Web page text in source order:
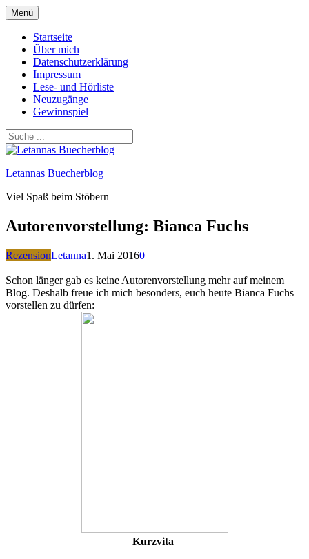
Zum
Inhalt
springen
Menü
Startseite
Über mich
Datenschutzerklärung
Impressum
Lese- und Hörliste
Neuzugänge
Gewinnspiel
Letannas Buecherblog
Viel Spaß beim Stöbern
Autorenvorstellung: Bianca Fuchs
RezensionLetanna1. Mai 20160
Schon länger gab es keine Autorenvorstellung mehr auf meinem
Blog. Deshalb freue ich mich besonders, euch heute Bianca Fuchs
vorstellen zu dürfen:
Kurzvita